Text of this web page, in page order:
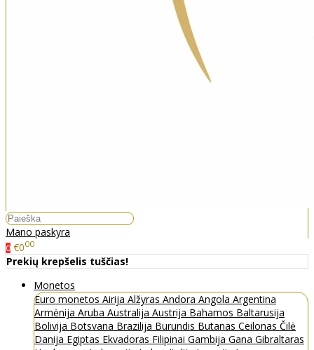
Mano paskyra
0 €000
Prekių krepšelis tuščias!
Monetos
Euro monetos Airija Alžyras Andora Angola Argentina
Armėnija Aruba Australija Austrija Bahamos Baltarusija
Bolivija Botsvana Brazilija Burundis Butanas Ceilonas Čilė
Danija Egiptas Ekvadoras Filipinai Gambija Gana Gibraltaras